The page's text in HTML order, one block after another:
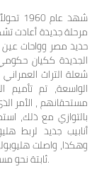
شهد
مرحلة جديدة أعادت
حديد مصر وواحات
الجديدة ككيان
شعلة التراث
الواسعة، تم
مستحقانهم ، الأمر
بالتوازي مع ذلك،
أنابيب جديد لربط
وهكذا، واصلت
ثابتة نحو مستقبل يرتكز على ماضٍ ثري ورؤية عمرانية متجددة.